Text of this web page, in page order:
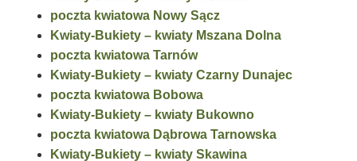
poczta kwiatowa Nowy Sącz
Kwiaty-Bukiety – kwiaty Mszana Dolna
poczta kwiatowa Tarnów
Kwiaty-Bukiety – kwiaty Czarny Dunajec
poczta kwiatowa Bobowa
Kwiaty-Bukiety – kwiaty Bukowno
poczta kwiatowa Dąbrowa Tarnowska
Kwiaty-Bukiety – kwiaty Skawina